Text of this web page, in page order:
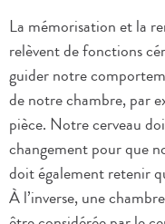
La mémorisation et la
relèvent de fonctions
guider notre
de notre chambre, par
pièce. Notre cerveau
changement pour que
doit également retenir
À l’inverse, une